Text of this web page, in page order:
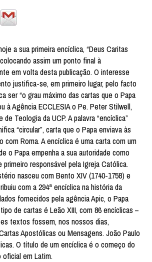
a sua primeira encíclica, “Deus Caritas
assim um ponto final à
em volta desta publicação. O interesse
justifica-se, em primeiro lugar, pelo facto
ser “o grau máximo das cartas que o Papa
à Agência ECCLESIA o Pe. Peter Stilwell,
de Teologia da UCP. A palavra “encíclica”
“circular”, carta que o Papa enviava às
com Roma. A encíclica é uma carta com um
o Papa empenha a sua autoridade como
responsável pela Igreja Católica.
nasceu com Bento XIV (1740-1758) e
com a 294ª encíclica na história da
fornecidos pela agência Apic, o Papa
de cartas é Leão XIII, com 86 encíclicas –
textos fossem, nos nossos dias,
Apostólicas ou Mensagens. João Paulo
O título de um encíclica é o começo do
oficial em Latim.